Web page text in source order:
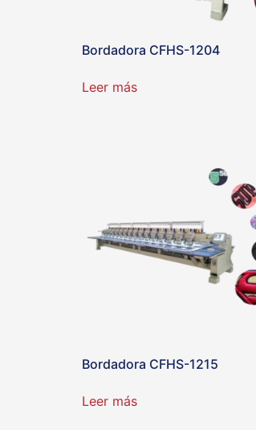
Bordadora CFHS-1204
Leer más
Bordadora CFHS-1215
Leer más